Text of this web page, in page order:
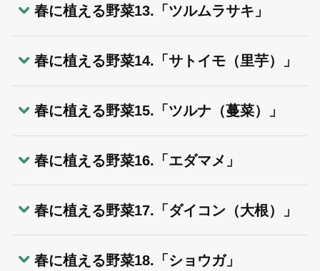
春に植える野菜13.「ツルムラサキ」
春に植える野菜14.「サトイモ（里芋）」
春に植える野菜15.「ツルナ（蔓菜）」
春に植える野菜16.「エダマメ」
春に植える野菜17.「ダイコン（大根）」
春に植える野菜18.「ショウガ」